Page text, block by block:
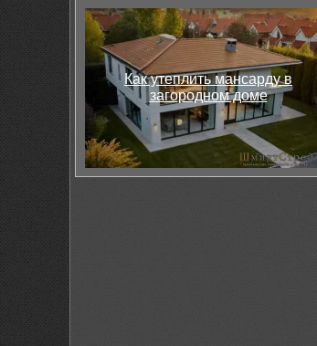
Как утеплить мансарду в
загородном доме